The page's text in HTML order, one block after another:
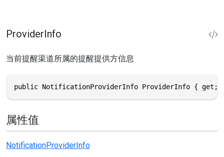
ProviderInfo
当前提醒渠道所属的提醒提供方信息
public NotificationProviderInfo ProviderInfo { get;
属性值
NotificationProviderInfo